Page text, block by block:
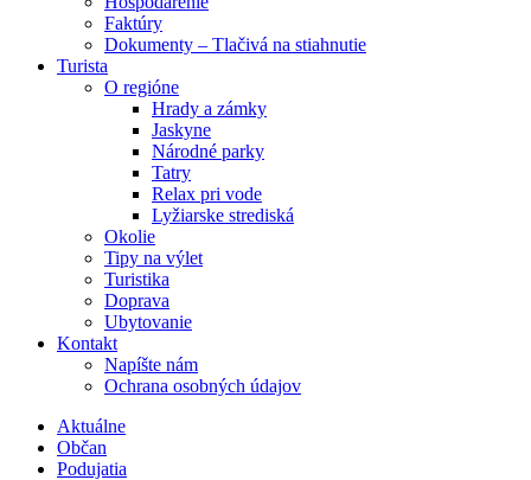
Faktúry
Dokumenty – Tlačivá na stiahnutie
Turista
O regióne
Hrady a zámky
Jaskyne
Národné parky
Tatry
Relax pri vode
Lyžiarske strediská
Okolie
Tipy na výlet
Turistika
Doprava
Ubytovanie
Kontakt
Napíšte nám
Ochrana osobných údajov
Aktuálne
Občan
Podujatia